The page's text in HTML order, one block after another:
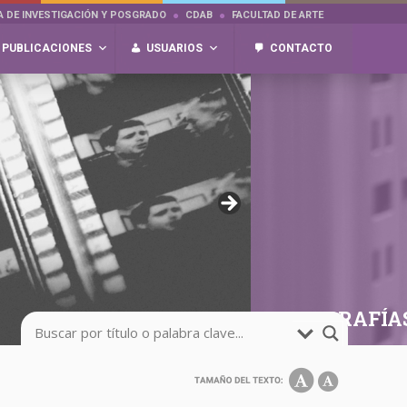
DE INVESTIGACIÓN Y POSGRADO CDAB FACULTAD DE ARTE
PUBLICACIONES USUARIOS CONTACTO